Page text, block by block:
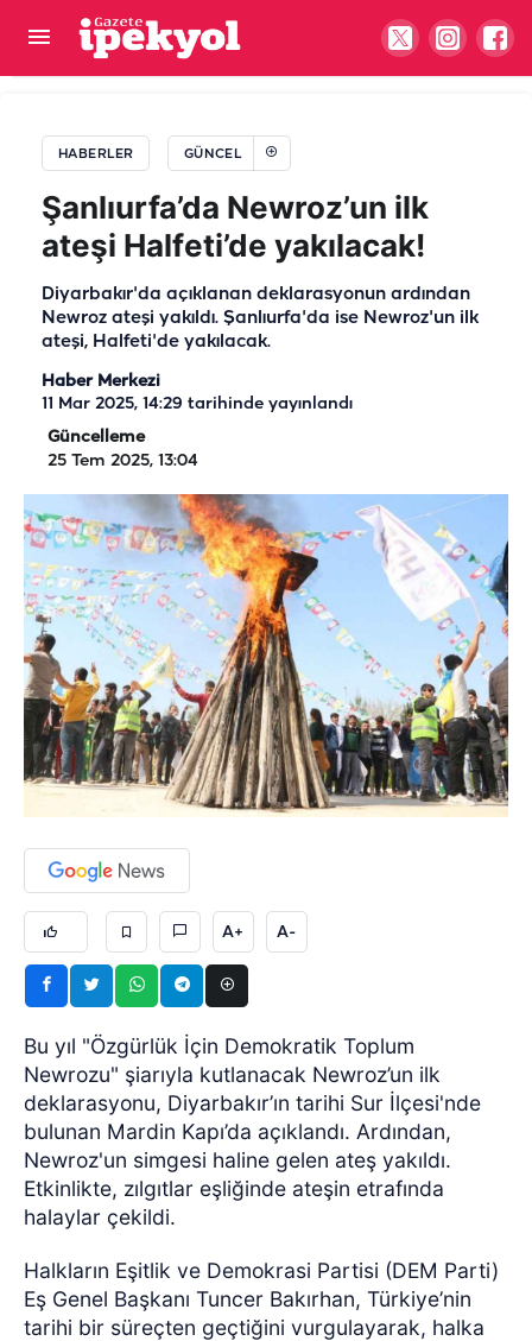
HABERLER GÜNCEL
Şanlıurfa’da Newroz’un ilk
ateşi Halfeti’de yakılacak!
Diyarbakır'da açıklanan deklarasyonun ardından
Newroz ateşi yakıldı. Şanlıurfa'da ise Newroz'un ilk
ateşi, Halfeti'de yakılacak.
Haber Merkezi
11 Mar 2025, 14:29 tarihinde yayınlandı
Güncelleme
25 Tem 2025, 13:04
A+ A-
Bu yıl "Özgürlük İçin Demokratik Toplum
Newrozu" şiarıyla kutlanacak Newroz’un ilk
deklarasyonu, Diyarbakır’ın tarihi Sur İlçesi'nde
bulunan Mardin Kapı’da açıklandı. Ardından,
Newroz'un simgesi haline gelen ateş yakıldı.
Etkinlikte, zılgıtlar eşliğinde ateşin etrafında
halaylar çekildi.
Halkların Eşitlik ve Demokrasi Partisi (DEM Parti)
Eş Genel Başkanı Tuncer Bakırhan, Türkiye’nin
tarihi bir süreçten geçtiğini vurgulayarak, halka
Şanlıurfa’da MHP ilçe kongresinde gerginlik: Polis